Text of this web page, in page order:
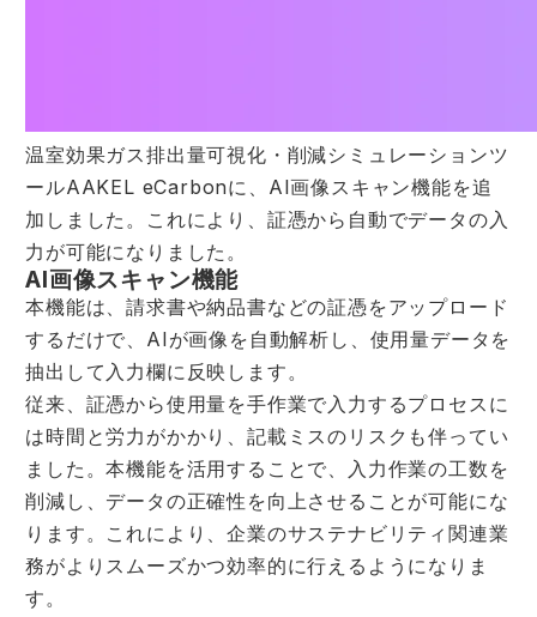
温室効果ガス排出量可視化・削減シミュレーションツ
ールAAKEL eCarbonに、AI画像スキャン機能を追
加しました。これにより、証憑から自動でデータの入
力が可能になりました。
AI画像スキャン機能
本機能は、請求書や納品書などの証憑をアップロード
するだけで、AIが画像を自動解析し、使用量データを
抽出して入力欄に反映します。
従来、証憑から使用量を手作業で入力するプロセスに
は時間と労力がかかり、記載ミスのリスクも伴ってい
ました。本機能を活用することで、入力作業の工数を
削減し、データの正確性を向上させることが可能にな
ります。これにより、企業のサステナビリティ関連業
務がよりスムーズかつ効率的に行えるようになりま
す。